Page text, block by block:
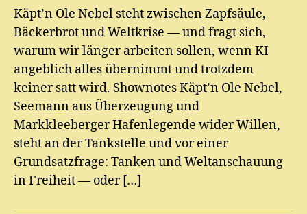
Käpt’n Ole Nebel steht zwischen Zapfsäule,
Bäckerbrot und Weltkrise — und fragt sich,
warum wir länger arbeiten sollen, wenn KI
angeblich alles übernimmt und trotzdem
keiner satt wird. Shownotes Käpt’n Ole Nebel,
Seemann aus Überzeugung und
Markkleeberger Hafenlegende wider Willen,
steht an der Tankstelle und vor einer
Grundsatzfrage: Tanken und Weltanschauung
in Freiheit — oder […]